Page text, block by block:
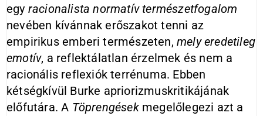
egy racionalista normatív természetfogalom
nevében kívánnak erőszakot tenni az
empirikus emberi természeten, mely eredetileg
emotív, a reflektálatlan érzelmek és nem a
racionális reflexiók terrénuma. Ebben
kétségkívül Burke apriorizmuskritikájának
előfutára. A Töprengésekmegelőlegezi azt a